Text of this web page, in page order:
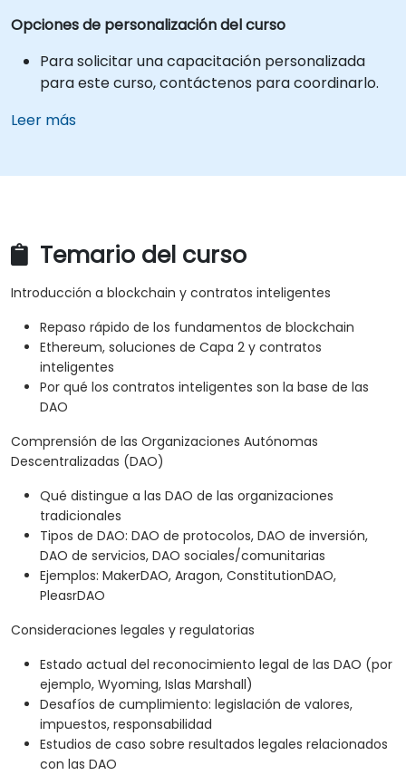
Opciones de personalización del curso
Para solicitar una capacitación personalizada
para este curso, contáctenos para coordinarlo.
Leer más
Temario del curso
Introducción a blockchain y contratos inteligentes
Repaso rápido de los fundamentos de blockchain
Ethereum, soluciones de Capa 2 y contratos
inteligentes
Por qué los contratos inteligentes son la base de las
DAO
Comprensión de las Organizaciones Autónomas
Descentralizadas (DAO)
Qué distingue a las DAO de las organizaciones
tradicionales
Tipos de DAO: DAO de protocolos, DAO de inversión,
DAO de servicios, DAO sociales/comunitarias
Ejemplos: MakerDAO, Aragon, ConstitutionDAO,
PleasrDAO
Consideraciones legales y regulatorias
Estado actual del reconocimiento legal de las DAO (por
ejemplo, Wyoming, Islas Marshall)
Desafíos de cumplimiento: legislación de valores,
impuestos, responsabilidad
Estudios de caso sobre resultados legales relacionados
con las DAO